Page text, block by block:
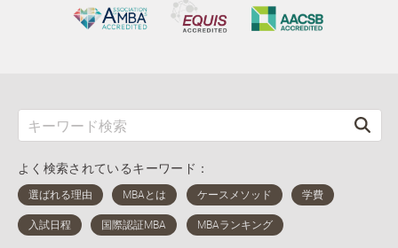
よく検索されているキーワード：